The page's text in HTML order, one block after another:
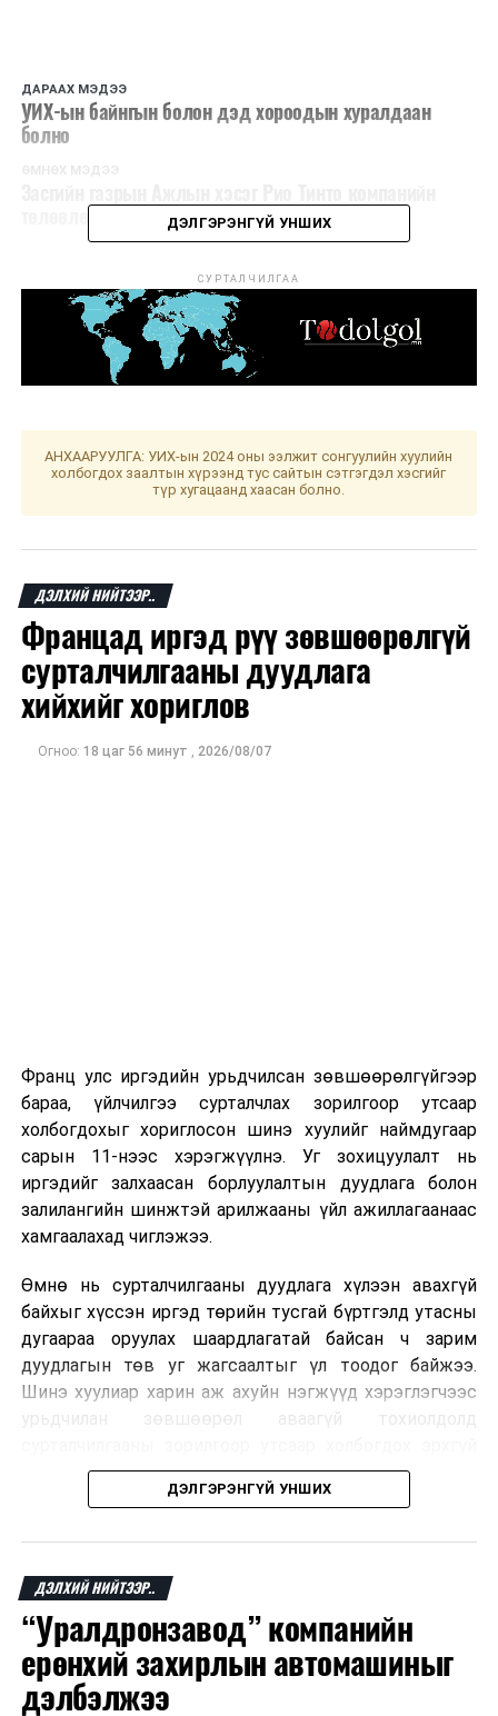
ДАРААХ МЭДЭЭ
УИХ-ын байнгын болон дэд хороодын хуралдаан
болно
ӨМНӨХ МЭДЭЭ
төлөөлөлтэй уулзалт хийлээ
ДЭЛГЭРЭНГҮЙ УНШИХ
СУРТАЛЧИЛГАА
АНХААРУУЛГА: УИХ-ын 2024 оны ээлжит сонгуулийн хуулийн
холбогдох заалтын хүрээнд тус сайтын сэтгэгдэл хэсгийг
түр хугацаанд хаасан болно.
ДЭЛХИЙ НИЙТЭЭР..
Францад иргэд рүү зөвшөөрөлгүй
сурталчилгааны дуудлага
хийхийг хориглов
Огноо: 18 цаг 56 минут 2026/08/07
Франц улс иргэдийн урьдчилсан зөвшөөрөлгүйгээр
бараа, үйлчилгээ сурталчлах зорилгоор утсаар
холбогдохыг хориглосон шинэ хуулийг наймдугаар
сарын 11-нээс хэрэгжүүлнэ. Уг зохицуулалт нь
иргэдийг залхаасан борлуулалтын дуудлага болон
залилангийн шинжтэй арилжааны үйл ажиллагаанаас
хамгаалахад чиглэжээ.
Өмнө нь сурталчилгааны дуудлага хүлээн авахгүй
байхыг хүссэн иргэд төрийн тусгай бүртгэлд утасны
дугаараа оруулах шаардлагатай байсан ч зарим
дуудлагын төв уг жагсаалтыг үл тоодог байжээ.
Шинэ хуулиар харин аж ахуйн нэгжүүд хэрэглэгчээс
урьдчилан зөвшөөрөл аваагүй тохиолдолд
болно. Иргэн өгсөн зөвшөөрлөө хүссэн үедээ цуцлах
Францын эрх баригчдын тооцоолсноор тус улсын
иргэдийн дөрөвний гурав орчим нь долоо хоног бүр
дор хаяж нэг удаа хүсээгүй сурталчилгааны дуудлага
хүлээн авдаг бөгөөд олон хүн үүнээс ч олон
дуудлагад өртдөг байна. Хэрэглэгчийн эрхийг
хамгаалах 11 байгууллага 2024 онд хамтран
шаардлага гаргаж, суурин болон гар утас руу ирдэг
ДЭЛГЭРЭНГҮЙ УНШИХ
ДЭЛХИЙ НИЙТЭЭР..
“Уралдронзавод” компанийн
ерөнхий захирлын автомашиныг
дэлбэлжээ